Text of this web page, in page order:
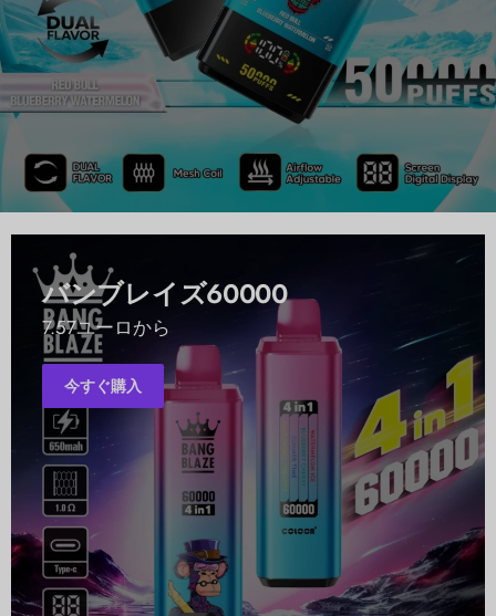
バンブレイズ60000
7.57ユーロから
今すぐ購入